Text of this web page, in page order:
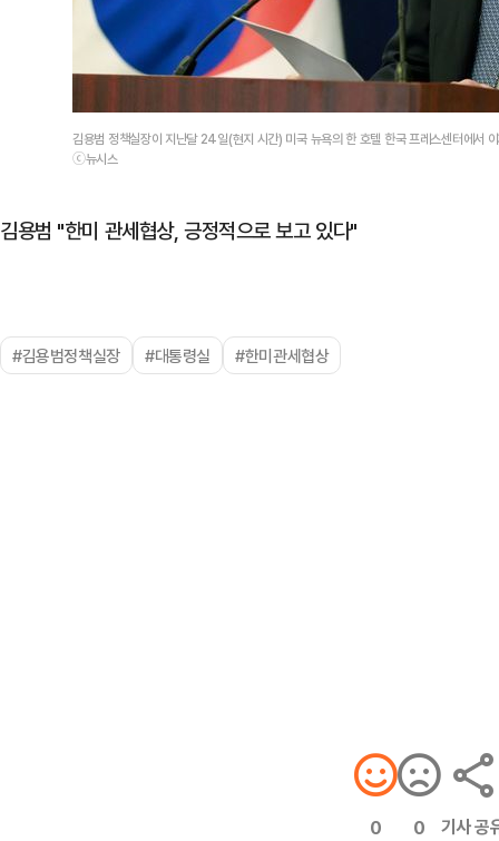
김용범 정책실장이 지난달 24일(현지 시간) 미국 뉴욕의 한 호텔 한국 프레스센터에서
ⓒ뉴시스
김용범 "한미 관세협상, 긍정적으로 보고 있다"
#김용범정책실장 #대통령실 #한미관세협상
0 0 기사 공